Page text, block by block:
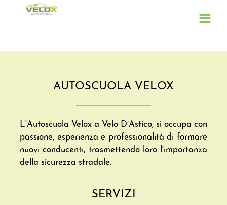
Home
Dove Siamo
AUTOSCUOLA VELOX
L'Autoscuola Velox a Velo D′Astico, si occupa con
passione, esperienza e professionalità di formare
nuovi conducenti, trasmettendo loro l'importanza
della sicurezza stradale.
SERVIZI